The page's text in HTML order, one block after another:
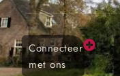
Connecteer
met ons